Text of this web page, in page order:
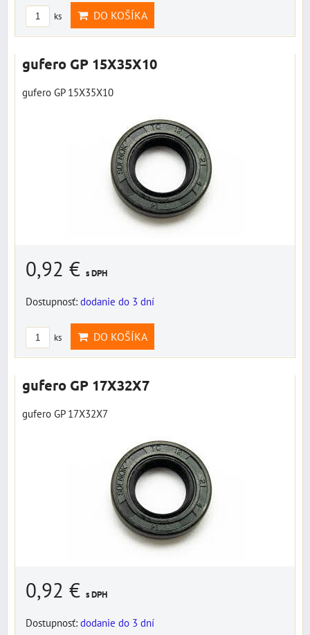
ks DO KOŠÍKA
gufero GP 15X35X10
gufero GP 15X35X10
0,92 € s DPH
Dostupnosť: dodanie do 3 dní
ks DO KOŠÍKA
gufero GP 17X32X7
gufero GP 17X32X7
0,92 € s DPH
Dostupnosť: dodanie do 3 dní